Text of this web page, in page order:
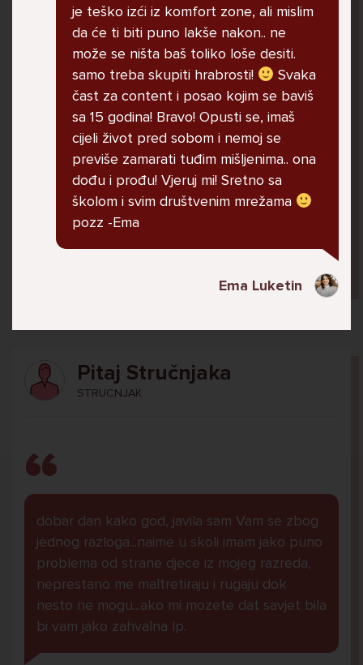
U školi me ogovara nekoliko prijatelja ne
znam zašto. Čak su napravili grupu gdje me
ogovaraju. To sam saznala tako što mi je
prijateljica rekla. Više ne želim ići u školu ali
me mama i tata tjeraju. Svaku večer kod kuće
plačem.
Pitaj Stručnjaka
STRUCNJAK
dobar dan kako god, javila sam Vam se zbog
jednog razloga...naime u skoli imam jako puno
problema od strane djece iz mojeg razreda,
neprestano me maltretiraju i rugaju dok
nesto ne mogu...ako mi mozete dat savjet bila
bi vam jako zahvalna lp.
je teško izći iz komfort zone, ali mislim
da će ti biti puno lakše nakon.. ne
može se ništa baš toliko loše desiti.
samo treba skupiti hrabrosti!
Svaka
čast za content i posao kojim se baviš
sa 15 godina! Bravo! Opusti se, imaš
cijeli život pred sobom i nemoj se
previše zamarati tuđim mišljenima.. ona
dođu i prođu! Vjeruj mi! Sretno sa
školom i svim društvenim mrežama
pozz -Ema
Ema Luketin